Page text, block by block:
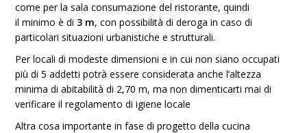
come per la sala consumazione del ristorante, quindi
il minimo è di 3 m, con possibilità di deroga in caso di
particolari situazioni urbanistiche e strutturali.
Per locali di modeste dimensioni e in cui non siano occupati
più di 5 addetti potrà essere considerata anche l’altezza
minima di abitabilità di 2,70 m, ma non dimenticarti mai di
verificare il regolamento di igiene locale
Altra cosa importante in fase di progetto della cucina